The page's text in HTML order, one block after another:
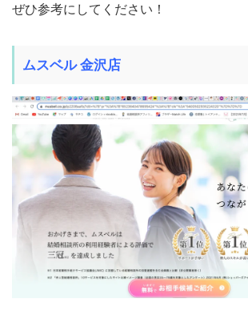
ぜひ参考にしてください！
ムスベル 金沢店